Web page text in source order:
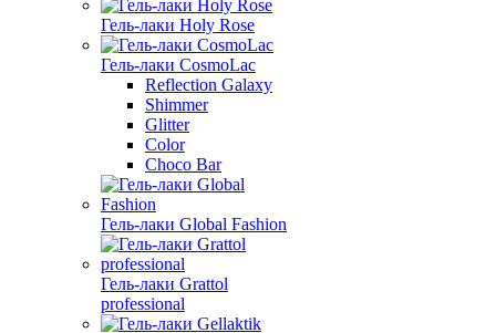
Гель-лаки Holy Rose
Гель-лаки CosmoLac
Reflection Galaxy
Shimmer
Glitter
Color
Choco Bar
Гель-лаки Global Fashion
Гель-лаки Grattol
professional